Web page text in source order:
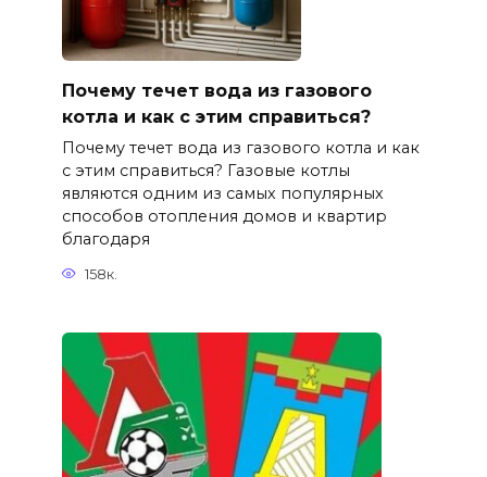
Почему течет вода из газового
котла и как с этим справиться?
Почему течет вода из газового котла и как
с этим справиться? Газовые котлы
являются одним из самых популярных
способов отопления домов и квартир
благодаря
158к.